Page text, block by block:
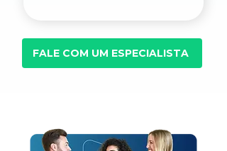
FALE COM UM ESPECIALISTA